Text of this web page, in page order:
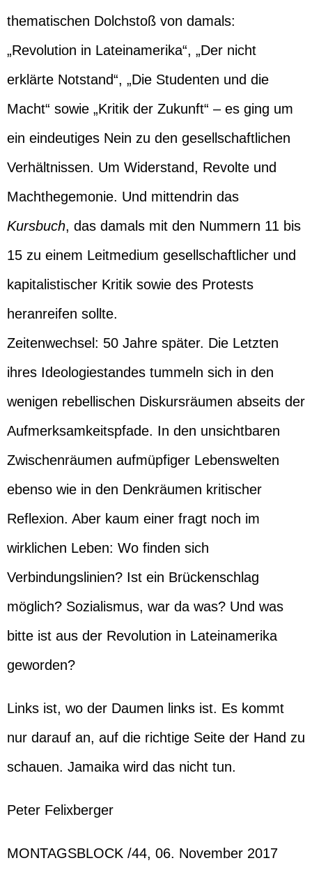
thematischen Dolchstoß von damals:
„Revolution in Lateinamerika“, „Der nicht
erklärte Notstand“, „Die Studenten und die
Macht“ sowie „Kritik der Zukunft“ – es ging um
ein eindeutiges Nein zu den gesellschaftlichen
Verhältnissen. Um Widerstand, Revolte und
Machthegemonie. Und mittendrin das
Kursbuch, das damals mit den Nummern 11 bis
15 zu einem Leitmedium gesellschaftlicher und
kapitalistischer Kritik sowie des Protests
heranreifen sollte.
Zeitenwechsel: 50 Jahre später. Die Letzten
ihres Ideologiestandes tummeln sich in den
wenigen rebellischen Diskursräumen abseits der
Aufmerksamkeitspfade. In den unsichtbaren
Zwischenräumen aufmüpfiger Lebenswelten
ebenso wie in den Denkräumen kritischer
Reflexion. Aber kaum einer fragt noch im
wirklichen Leben: Wo finden sich
Verbindungslinien? Ist ein Brückenschlag
möglich? Sozialismus, war da was? Und was
bitte ist aus der Revolution in Lateinamerika
geworden?
Links ist, wo der Daumen links ist. Es kommt
nur darauf an, auf die richtige Seite der Hand zu
schauen. Jamaika wird das nicht tun.
Peter Felixberger
MONTAGSBLOCK /44, 06. November 2017